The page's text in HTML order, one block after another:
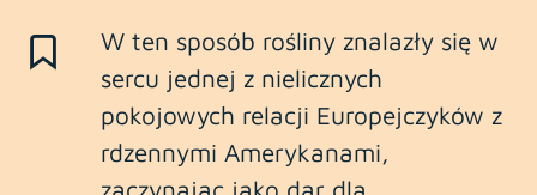
W ten sposób rośliny znalazły się w
sercu jednej z nielicznych
pokojowych relacji Europejczyków z
rdzennymi Amerykanami,
zaczynając jako dar dla